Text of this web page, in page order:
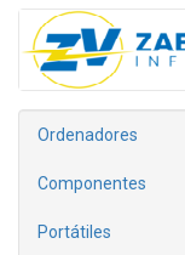
Ordenadores
Componentes
Portátiles